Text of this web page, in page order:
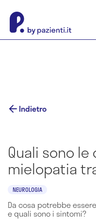
Indietro
Quali sono
mielopatia
NEUROLOGIA
Da cosa potrebbe
e quali sono i sintomi?